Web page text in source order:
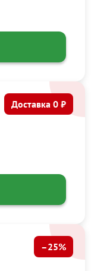
Доставка 0 ₽
–25%